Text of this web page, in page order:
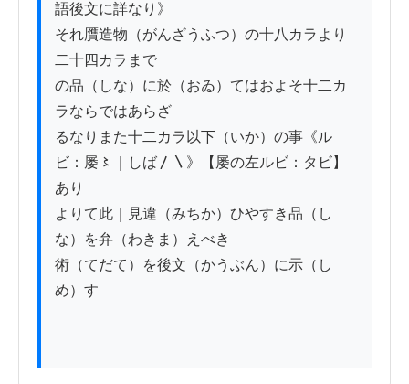
語後文に詳なり》
それ贋造物（がんざうふつ）の十八カラより
二十四カラまで
の品（しな）に於（おゐ）てはおよそ十二カ
ラならではあらざ
るなりまた十二カラ以下（いか）の事《ル
ビ：屡〻｜しば〳〵》【屡の左ルビ：タビ】
あり
よりて此｜見違（みちか）ひやすき品（し
な）を弁（わきま）えべき
術（てだて）を後文（かうぶん）に示（し
め）す